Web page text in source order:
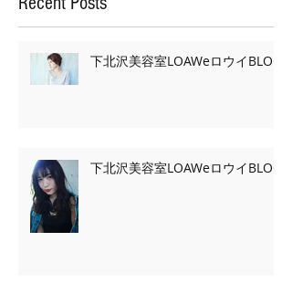
下北沢美容室LOAWeロウイBLOG
下北沢美容室LOAWeロウイBLOG